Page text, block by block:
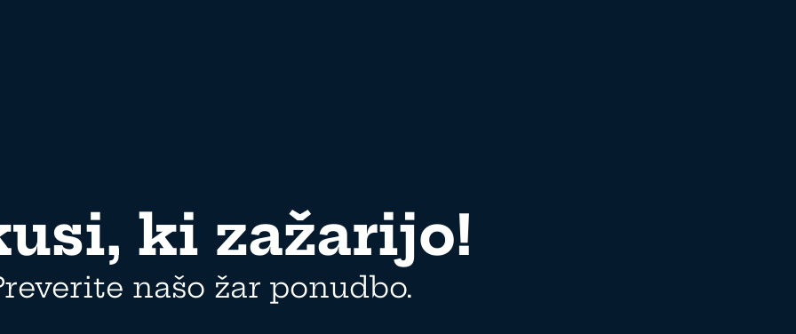
ki zažarijo!
našo žar ponudbo.